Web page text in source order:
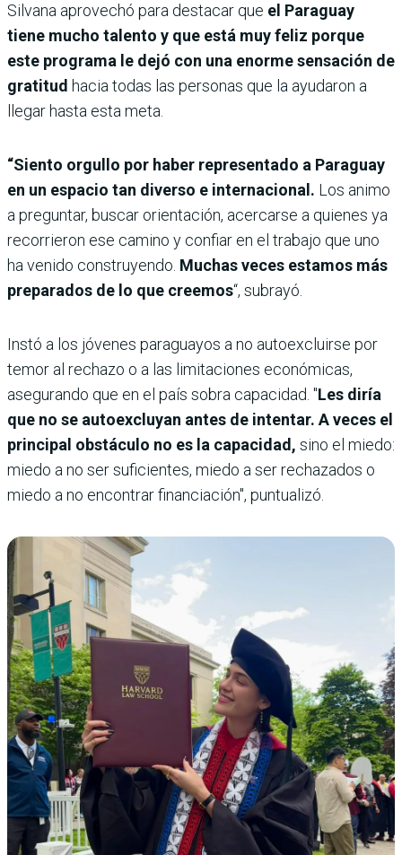
Silvana aprovechó para destacar que el Paraguay
tiene mucho talento y que está muy feliz porque
este programa le dejó con una enorme sensación de
gratitud hacia todas las personas que la ayudaron a
llegar hasta esta meta.
“Siento orgullo por haber representado a Paraguay
en un espacio tan diverso e internacional. Los animo
a preguntar, buscar orientación, acercarse a quienes ya
recorrieron ese camino y confiar en el trabajo que uno
ha venido construyendo. Muchas veces estamos más
preparados de lo que creemos“, subrayó.
Instó a los jóvenes paraguayos a no autoexcluirse por
temor al rechazo o a las limitaciones económicas,
asegurando que en el país sobra capacidad. "Les diría
que no se autoexcluyan antes de intentar. A veces el
principal obstáculo no es la capacidad, sino el miedo:
miedo a no ser suficientes, miedo a ser rechazados o
miedo a no encontrar financiación", puntualizó.